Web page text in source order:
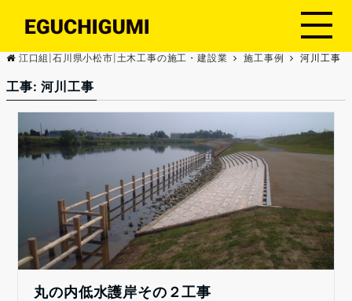
江口組|石川県小松市|土木工事の施工・建設業 施工事例 河川工事
工事:河川工事
丸の内低水護岸その２工事